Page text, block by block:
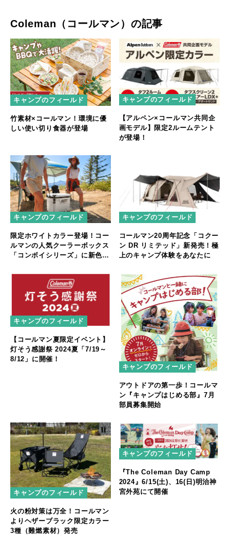
Coleman（コールマン）の記事
キャンプのフィールド
竹素材×コールマン！環境に優
しい使い切り食器が登場
キャンプのフィールド
【アルペン×コールマン共同企
画モデル】限定2ルームテント
が登場！
キャンプのフィールド
限定ホワイトカラー登場！コー
ルマンの人気クーラーボックス
「コンボイシリーズ」に新色追
キャンプのフィールド
コールマン20周年記念「コクー
ン DR リミテッド」新発売！極
上のキャンプ体験をあなたに
キャンプのフィールド
【コールマン夏限定イベント】
灯そう感謝祭 2024夏「7/19～
8/12」に開催！
キャンプのフィールド
アウトドアの第一歩！コールマ
ン『キャンプはじめる部』7月
部員募集開始
キャンプのフィールド
火の粉対策は万全！コールマン
よりヘザーブラック限定カラー
3種（難燃素材）発売
キャンプのフィールド
『The Coleman Day Camp
2024』6/15(土)、16(日)明治神
宮外苑にて開催